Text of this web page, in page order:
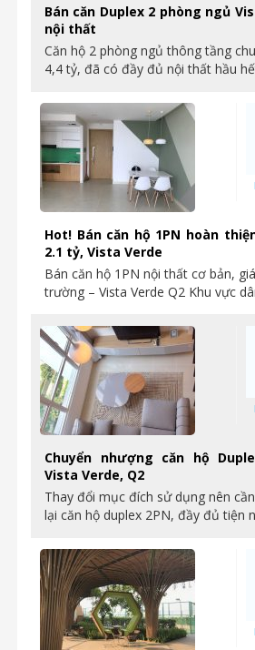
Bán căn Duplex 2 phòng ngủ
nội thất
Căn hộ 2 phòng ngủ thông tầng
4,4 tỷ, đã có đầy đủ nội thất hầu
Hot! Bán căn hộ 1PN hoàn
2.1 tỷ, Vista Verde
Bán căn hộ 1PN nội thất cơ bản,
trường – Vista Verde Q2 Khu vực
Chuyển nhượng căn hộ
Vista Verde, Q2
Thay đổi mục đích sử dụng nên
lại căn hộ duplex 2PN, đầy đủ tiện